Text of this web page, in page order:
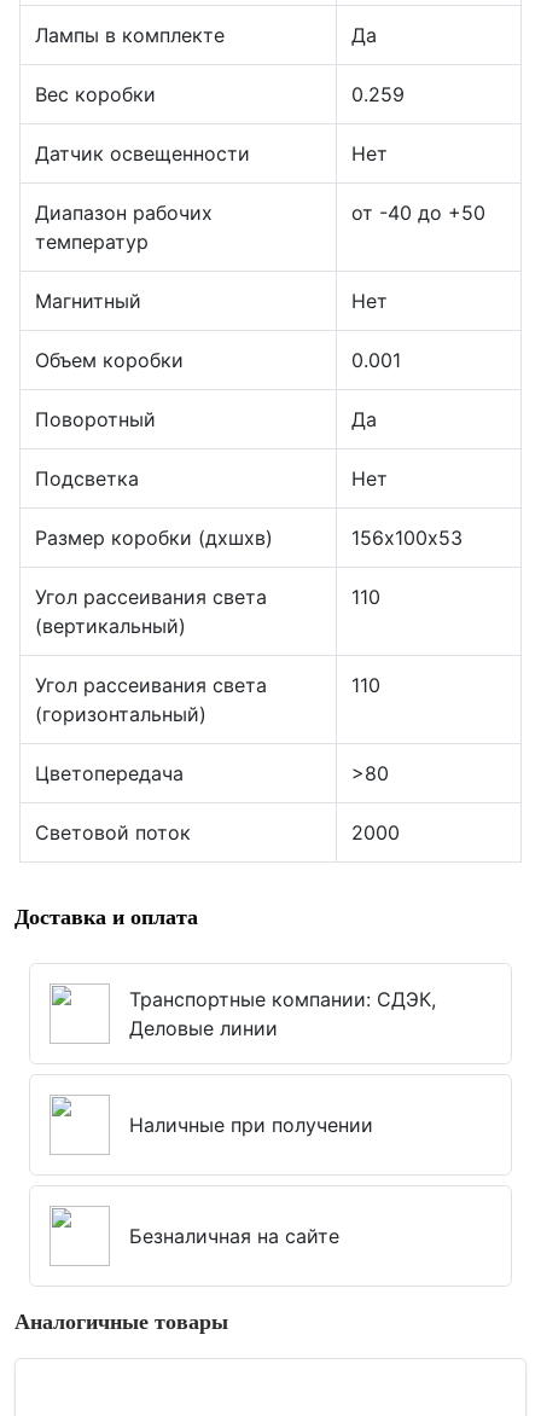
Лампы в комплекте Да
Вес коробки 0.259
Датчик освещенности Нет
Диапазон рабочих
температур
от -40 до +50
Магнитный Нет
Объем коробки 0.001
Поворотный Да
Подсветка Нет
Размер коробки (дхшхв) 156х100х53
Угол рассеивания света
(вертикальный)
110
Угол рассеивания света
(горизонтальный)
110
Цветопередача >80
Световой поток 2000
Доставка и оплата
Транспортные компании: СДЭК,
Деловые линии
Наличные при получении
Безналичная на сайте
Аналогичные товары